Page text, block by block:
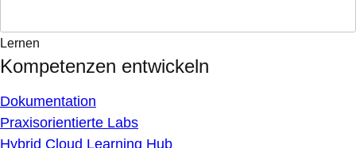
Lernen
Kompetenzen entwickeln
Dokumentation
Praxisorientierte Labs
Hybrid Cloud Learning Hub